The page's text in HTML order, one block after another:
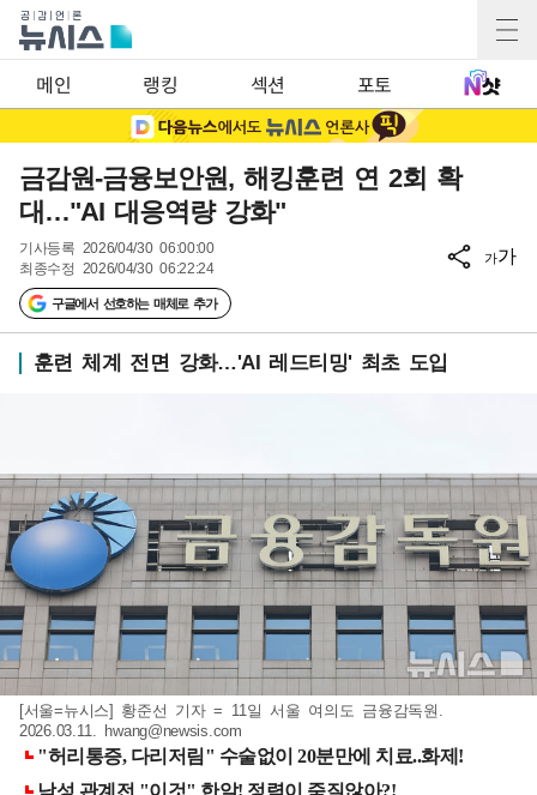
메인 랭킹 섹션 포토
금감원-금융보안원, 해킹훈련 연 2회 확
대…"AI 대응역량 강화"
기사등록 2026/04/30 06:00:00
최종수정 2026/04/30 06:22:24
구글에서 선호하는 매체로 추가
가가
훈련 체계 전면 강화…'AI 레드티밍' 최초 도입
[서울=뉴시스] 황준선 기자 = 11일 서울 여의도 금융감독원.
2026.03.11. hwang@newsis.com